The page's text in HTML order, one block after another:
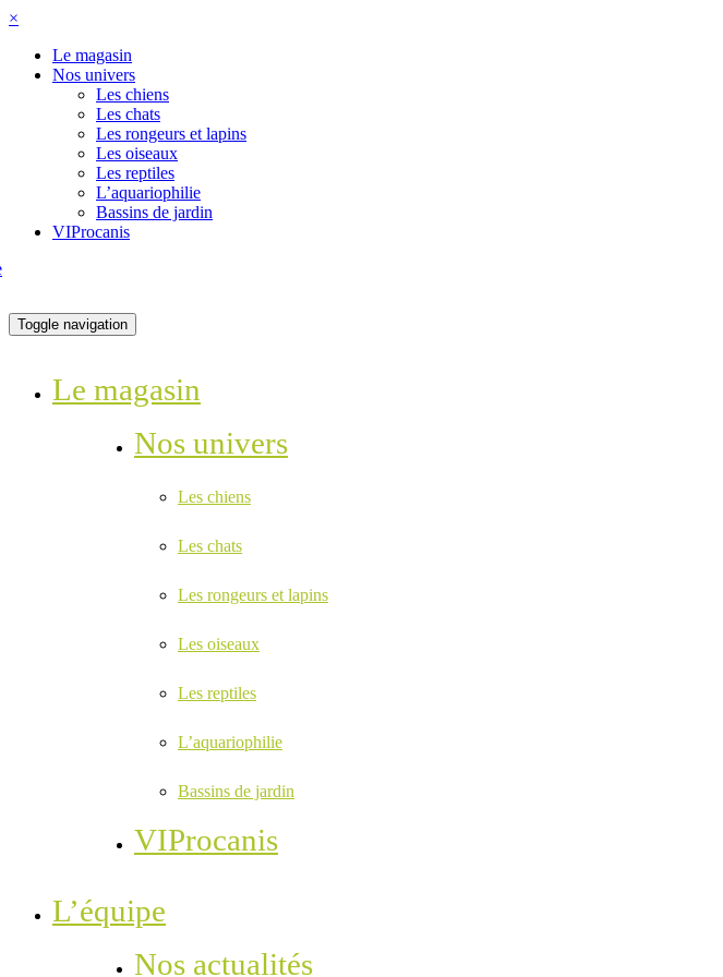
×
Le magasin
Nos univers
Les chiens
Les chats
Les rongeurs et lapins
Les oiseaux
Les reptiles
L’aquariophilie
Bassins de jardin
VIProcanis
Toggle navigation
Le magasin
Nos univers
Les chiens
Les chats
Les rongeurs et lapins
Les oiseaux
Les reptiles
L’aquariophilie
Bassins de jardin
VIProcanis
L’équipe
Nos actualités